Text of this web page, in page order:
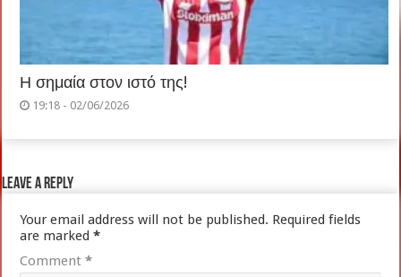
Η σημαία στον ιστό της!
19:18 - 02/06/2026
Leave a Reply
Your email address will not be published. Required fields
are marked*
Comment*